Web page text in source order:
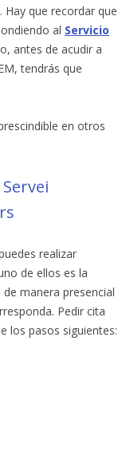
que recordar que
al Servicio
antes de acudir a
tendrás que
en otros
realizar
de ellos es la
manera presencial
Pedir cita
los pasos siguientes: